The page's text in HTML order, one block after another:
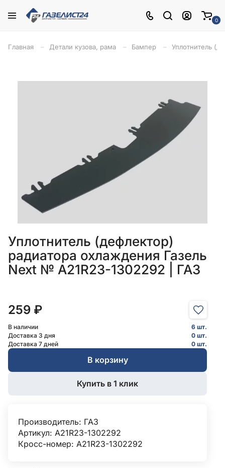
0
Главная Детали кузова, рама Бампер Уплотнитель
Уплотнитель (дефлектор)
радиатора охлаждения Газель
Next № A21R23-1302292 | ГАЗ
259 ₽
В наличии
6 шт.
Доставка 3 дня
0 шт.
Доставка 7 дней
0 шт.
В корзину
Купить в 1 клик
Производитель: ГАЗ
Артикул: A21R23-1302292
Кросс-номер: А21R23-1302292